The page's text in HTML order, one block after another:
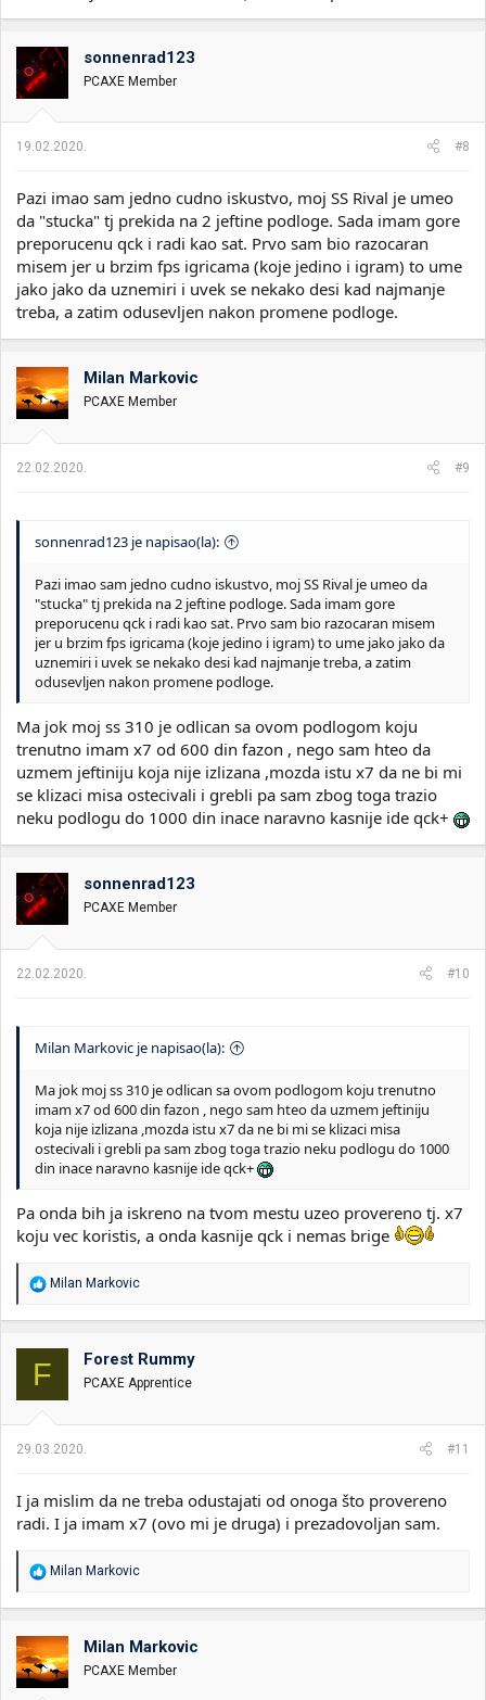
sonnenrad123
PCAXE Member
19.02.2020. #8
Pazi imao sam jedno cudno iskustvo, moj SS Rival je umeo
da "stucka" tj prekida na 2 jeftine podloge. Sada imam gore
preporucenu qck i radi kao sat. Prvo sam bio razocaran
misem jer u brzim fps igricama (koje jedino i igram) to ume
jako jako da uznemiri i uvek se nekako desi kad najmanje
treba, a zatim odusevljen nakon promene podloge.
Milan Markovic
PCAXE Member
22.02.2020. #9
sonnenrad123 je napisao(la):
Pazi imao sam jedno cudno iskustvo, moj SS Rival je umeo da
"stucka" tj prekida na 2 jeftine podloge. Sada imam gore
preporucenu qck i radi kao sat. Prvo sam bio razocaran misem
jer u brzim fps igricama (koje jedino i igram) to ume jako jako da
uznemiri i uvek se nekako desi kad najmanje treba, a zatim
odusevljen nakon promene podloge.
Ma jok moj ss 310 je odlican sa ovom podlogom koju
trenutno imam x7 od 600 din fazon , nego sam hteo da
uzmem jeftiniju koja nije izlizana ,mozda istu x7 da ne bi mi
se klizaci misa ostecivali i grebli pa sam zbog toga trazio
neku podlogu do 1000 din inace naravno kasnije ide qck+
sonnenrad123
PCAXE Member
22.02.2020. #10
Milan Markovic je napisao(la):
Ma jok moj ss 310 je odlican sa ovom podlogom koju trenutno
imam x7 od 600 din fazon , nego sam hteo da uzmem jeftiniju
koja nije izlizana ,mozda istu x7 da ne bi mi se klizaci misa
ostecivali i grebli pa sam zbog toga trazio neku podlogu do 1000
din inace naravno kasnije ide qck+
Pa onda bih ja iskreno na tvom mestu uzeo provereno tj. x7
koju vec koristis, a onda kasnije qck i nemas brige
R
a
o
v
n
:
Milan Markovic
F Forest Rummy
PCAXE Apprentice
29.03.2020. #11
I ja mislim da ne treba odustajati od onoga što provereno
radi. I ja imam x7 (ovo mi je druga) i prezadovoljan sam.
R
o
v
a
n
Milan Markovic
Milan Markovic
PCAXE Member